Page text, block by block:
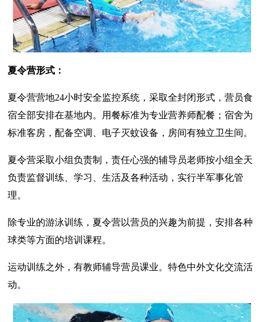
夏令营形式：
夏令营营地24小时安全监控系统，采取全封闭形式，营员食
宿全部安排在基地内。用餐标准为专业营养师配餐；宿舍为
标准客房，配备空调、电子灭蚊设备，房间有独立卫生间。
夏令营采取小组负责制，责任心强的辅导员老师按小组全天
负责监督训练、学习、生活及各种活动，实行半军事化管
理。
除专业的游泳训练，夏令营以营员的兴趣为前提，安排各种
球类等方面的培训课程。
运动训练之外，有教师辅导营员课业。特色中外文化交流活
动。